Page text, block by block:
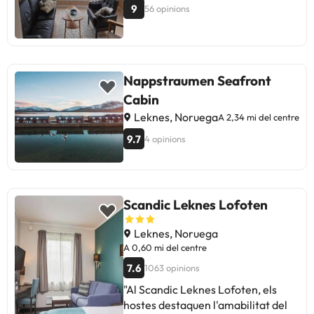
9 56 opinions
Nappstraumen Seafront
Cabin
Leknes, NoruegaA 2,34 mi del centre
9.7 4 opinions
Scandic Leknes Lofoten
Leknes, Noruega
A 0,60 mi del centre
7.6 1063 opinions
"Al Scandic Leknes Lofoten, els
hostes destaquen l'amabilitat del